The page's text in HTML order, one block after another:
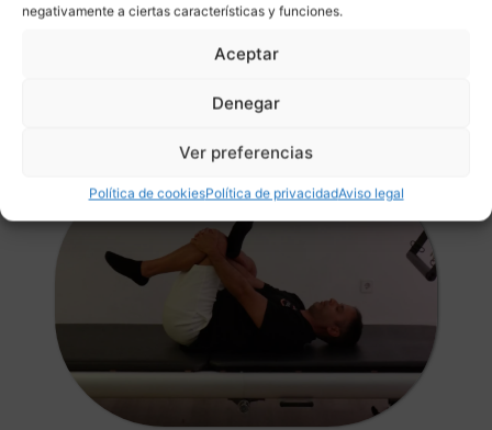
negativamente a ciertas características y funciones.
Aceptar
Denegar
Ver preferencias
Política de cookiesPolítica de privacidadAviso legal
PILATES STUDIO